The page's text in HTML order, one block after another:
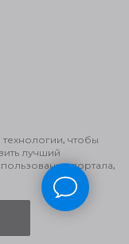
технологии, чтобы
лучший
портала,